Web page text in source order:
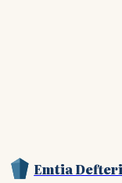
Emtia Defteri